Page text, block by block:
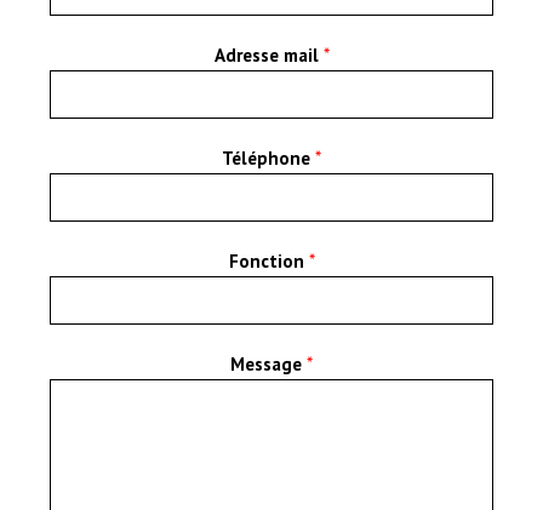
Adresse mail *
Téléphone *
Fonction *
Message *